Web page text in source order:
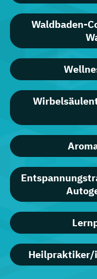
Waldbaden-
Heilpraktiker/